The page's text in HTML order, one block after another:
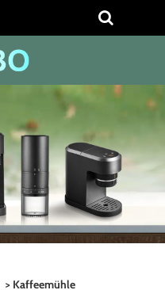
> Kaffeemühle